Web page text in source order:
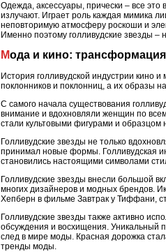
Одежда, аксессуары, прически – все
излучают. Играет роль каждая мимика
неповторимую атмосферу роскоши и
Именно поэтому голливудские звезды
Мода и кино:
История голливудской индустрии кино
поклонников и поклонниц, а их образы
С самого начала существования
внимание и вдохновляли женщин по
стали культовыми фигурами и образцом
Голливудские звезды не только
принимал новые формы. Голливудская
становились настоящими символами
Голливудские звезды внесли большой
многих дизайнеров и модных брендов.
Хепберн в фильме Завтрак у Тиффани,
Голливудские звезды также активно
обсуждения и восхищения. Уникальный
след в мире моды. Красная дорожка
тренды моды.